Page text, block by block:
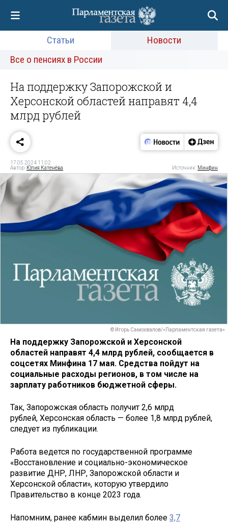
Статьи
Новости
Все о пенсиях в России
На поддержку Запорожской и
Херсонской областей направят 4,4
млрд рублей
17.05.2024 11:02
Автор: Юлия Катенёва Источник: Минфин
© Игорь Самохвалов/«Парламентская газета»
На поддержку Запорожской и Херсонской
областей направят 4,4 млрд рублей, сообщается в
соцсетях Минфина 17 мая. Средства пойдут на
социальные расходы регионов, в том числе на
зарплату работников бюджетной сферы.
Так, Запорожская область получит 2,6 млрд
рублей, Херсонская область — более 1,8 млрд рублей,
следует из публикации.
Работа ведется по государственной программе
«Восстановление и социально-экономическое
развитие ДНР, ЛНР, Запорожской области и
Херсонской области», которую утвердило
Правительство в конце 2023 года.
Напомним, ранее кабмин выделил более 3,7